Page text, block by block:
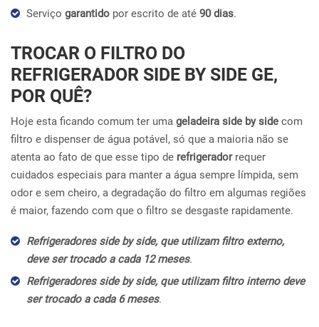
Serviço garantido por escrito de até 90 dias.
TROCAR O FILTRO DO
REFRIGERADOR SIDE BY SIDE GE,
POR QUÊ?
Hoje esta ficando comum ter uma geladeira side by side com
filtro e dispenser de água potável, só que a maioria não se
atenta ao fato de que esse tipo de refrigeradorrequer
cuidados especiais para manter a água sempre límpida, sem
odor e sem cheiro, a degradação do filtro em algumas regiões
é maior, fazendo com que o filtro se desgaste rapidamente.
Refrigeradores side by side, que utilizam filtro externo,
deve ser trocado a cada 12 meses.
Refrigeradores side by side, que utilizam filtro interno deve
ser trocado a cada 6 meses.